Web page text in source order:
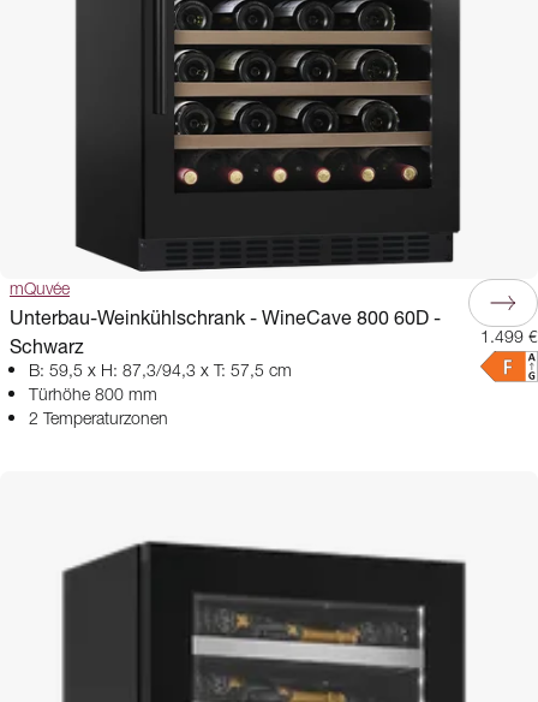
mQuvée
Unterbau-Weinkühlschrank - WineCave 800 60D -
Schwarz
B: 59,5 x H: 87,3/94,3 x T: 57,5 cm
Türhöhe 800 mm
2 Temperaturzonen
1.499 €